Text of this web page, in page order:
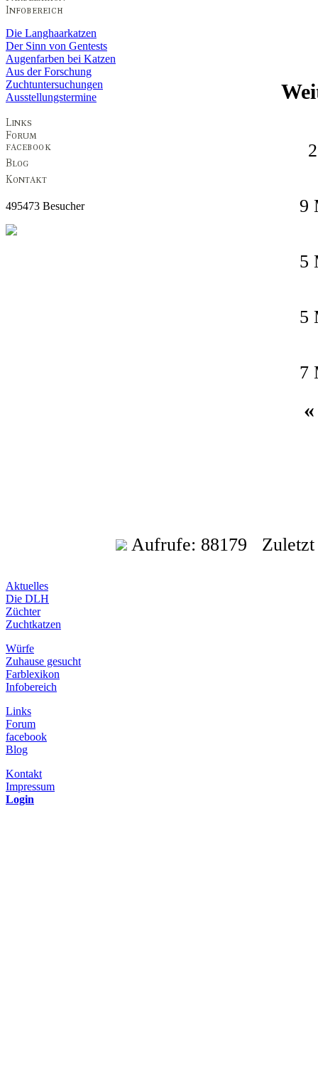
Die Langhaarkatzen
Der Sinn von Gentests
Augenfarben bei Katzen
Aus der Forschung
Zuchtuntersuchungen
Ausstellungstermine
495473 Besucher 9
5
5
7
Aufrufe: 88179 Zuletzt
Aktuelles
Die DLH
Züchter
Zuchtkatzen
Würfe
Zuhause gesucht
Farblexikon
Infobereich
Links
Forum
facebook
Blog
Kontakt
Impressum
Login